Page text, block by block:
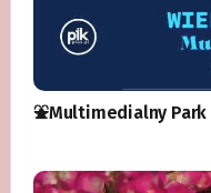
⛲️Multimedialny Park